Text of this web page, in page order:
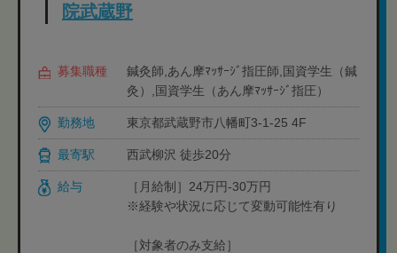
院武蔵野
募集職種
鍼灸師,あん摩ﾏｯｻｰｼﾞ指圧師,国資学生（鍼
灸）,国資学生（あん摩ﾏｯｻｰｼﾞ指圧）
勤務地 東京都武蔵野市八幡町3-1-25 4F
最寄駅 西武柳沢 徒歩20分
給与
［月給制］24万円-30万円
※経験や状況に応じて変動可能性有り
［対象者のみ支給］